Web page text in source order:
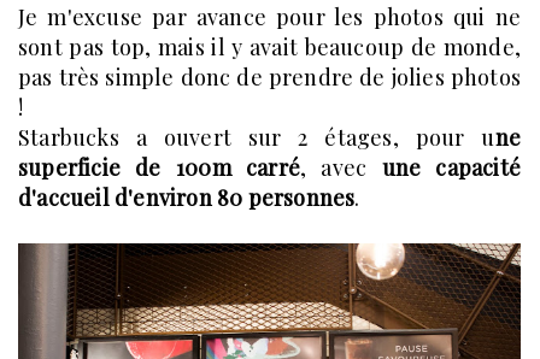
Je m'excuse par avance pour les photos qui ne
sont pas top, mais il y avait beaucoup de monde,
pas très simple donc de prendre de jolies photos
!
Starbucks a ouvert sur 2 étages, pour une
superficie de 100m carré, avec une capacité
d'accueil d'environ 80 personnes.